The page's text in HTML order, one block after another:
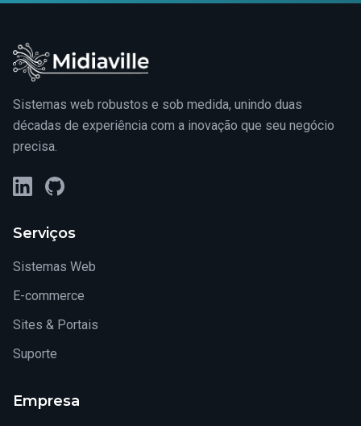
Sistemas web robustos e sob medida, unindo duas
décadas de experiência com a inovação que seu negócio
precisa.
LinkedInGitHub
Serviços
Sistemas Web
E-commerce
Sites & Portais
Suporte
Empresa